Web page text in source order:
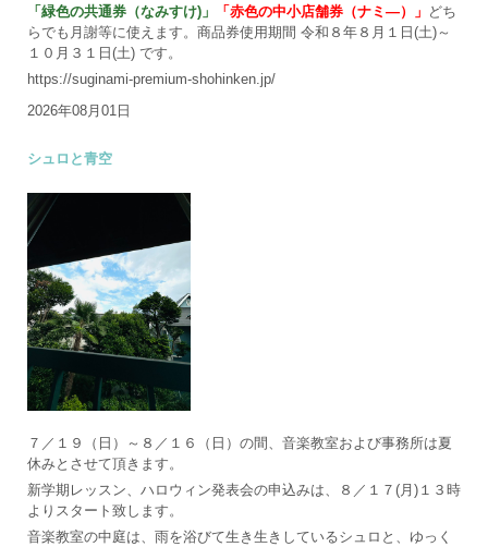
「緑色の共通券（なみすけ)」
「赤色の中小店舗券（ナミ―）」 どち
らでも月謝等に使えます。商品券使用期間 令和８年８月１日(土)～
１０月３１日(土) です。
https://suginami-premium-shohinken.jp/
2026年08月01日
シュロと青空
７／１９（日）～８／１６（日）の間、音楽教室および事務所は夏
休みとさせて頂きます。
新学期レッスン、ハロウィン発表会の申込みは、８／１７(月)１３時
よりスタート致します。
音楽教室の中庭は、雨を浴びて生き生きしているシュロと、ゆっく